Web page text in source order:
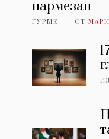
пармезан
ГУРМЕ ОТ